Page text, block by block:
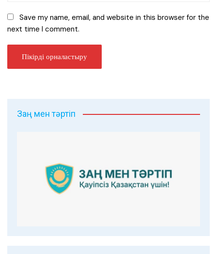
Save my name, email, and website in this browser for the
next time I comment.
Заң мен тәртіп